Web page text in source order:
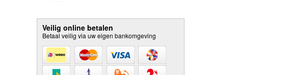
Veilig online betalen
Betaal veilig via uw eigen bankomgeving